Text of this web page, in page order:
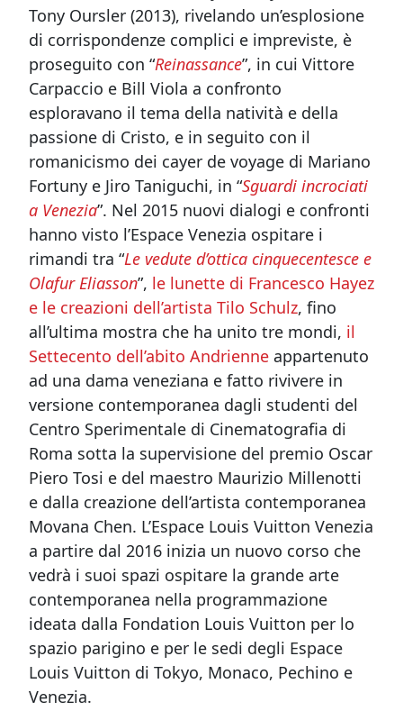
Tony Oursler (2013), rivelando un’esplosione
di corrispondenze complici e impreviste, è
proseguito con “Reinassance”, in cui Vittore
Carpaccio e Bill Viola a confronto
esploravano il tema della natività e della
passione di Cristo, e in seguito con il
romanicismo dei cayer de voyage di Mariano
Fortuny e Jiro Taniguchi, in “Sguardi incrociati
a Venezia”. Nel 2015 nuovi dialogi e confronti
hanno visto l’Espace Venezia ospitare i
rimandi tra “Le vedute d’ottica cinquecentesce e
Olafur Eliasson”, le lunette di Francesco Hayez
e le creazioni dell’artista Tilo Schulz, fino
all’ultima mostra che ha unito tre mondi, il
Settecento dell’abito Andrienne appartenuto
ad una dama veneziana e fatto rivivere in
versione contemporanea dagli studenti del
Centro Sperimentale di Cinematografia di
Roma sotta la supervisione del premio Oscar
Piero Tosi e del maestro Maurizio Millenotti
e dalla creazione dell’artista contemporanea
Movana Chen. L’Espace Louis Vuitton Venezia
a partire dal 2016 inizia un nuovo corso che
vedrà i suoi spazi ospitare la grande arte
contemporanea nella programmazione
ideata dalla Fondation Louis Vuitton per lo
spazio parigino e per le sedi degli Espace
Louis Vuitton di Tokyo, Monaco, Pechino e
Venezia.